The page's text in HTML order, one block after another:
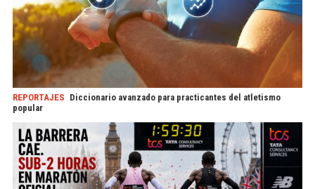
REPORTAJES Diccionario avanzado para practicantes del atletismo
popular